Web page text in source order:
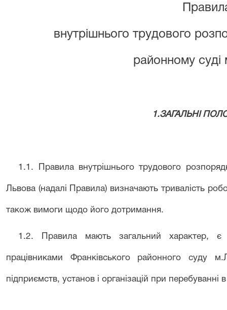
внутрішнього трудового
районному суді
1.ЗАГАЛЬНІ
1.1 . Правила внутрішнього трудового
Львова (надалі Правила) визначають тривалість
також вимоги щодо його дотримання.
1.2. Правила мають загальний характер, є
працівниками Франківського районного суду м.
підприємств, установ і організацій при перебуванні